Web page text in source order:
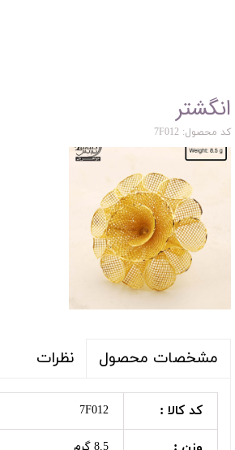
انگشتر
کد محصول: 7F012
مشخصات محصول نظرات
کد کالا : 7F012